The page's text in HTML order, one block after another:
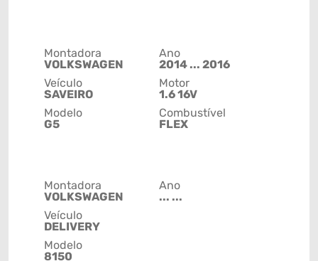
Montadora
VOLKSWAGEN
Veículo
SAVEIRO
Modelo
G5
Ano
2014 ... 2016
Motor
1.6 16V
Combustível
FLEX
Montadora
VOLKSWAGEN
Veículo
DELIVERY
Modelo
8150
Ano
... ...